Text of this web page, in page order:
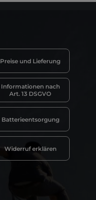
Preise und Lieferung
Informationen nach
Art. 13 DSGVO
Batterieentsorgung
Widerruf erklären